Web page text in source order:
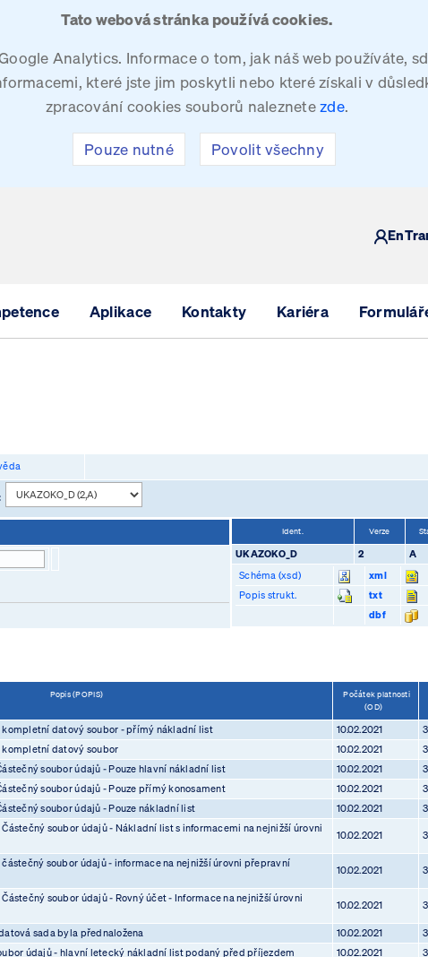
Tato webová stránka používá cookies.
Analytics. Informace o tom, jak náš web používáte,
které jste jim poskytli nebo které získali v
zpracování cookies souborů naleznetezde.
Pouze nutné Povolit všechny
En
Aplikace Kontakty Kariéra
Ident. Verze
UKAZOKO_D 2 A
Schéma (xsd)
xml
Popis strukt.
txt
dbf
Popis (POPIS)
Počátek platnosti
(OD)
datový soubor - přímý nákladní list 10.02.2021
datový soubor 10.02.2021
soubor údajů - Pouze hlavní nákladní list 10.02.2021
soubor údajů - Pouze přímý konosament 10.02.2021
soubor údajů - Pouze nákladní list 10.02.2021
soubor údajů - Nákladní list s informacemi na nejnižší úrovni
10.02.2021
soubor údajů - informace na nejnižší úrovni přepravní
10.02.2021
soubor údajů - Rovný účet - Informace na nejnižší úrovni
10.02.2021
sada byla přednaložena 10.02.2021
údajů - hlavní letecký nákladní list podaný před příjezdem 10.02.2021